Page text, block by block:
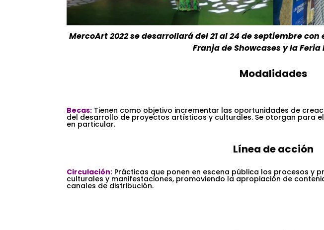
MercoArt 2022 se desarrollará del 21 al 24 de septiembre
Franja de Showcases y la Feria
Modalidades
Becas: Tienen como objetivo incrementar las oportunidades de
del desarrollo de proyectos artísticos y culturales. Se otorgan para
en particular.
Línea de acción
Circulación: Prácticas que ponen en escena pública los procesos y
culturales y manifestaciones, promoviendo la apropiación de
canales de distribución.